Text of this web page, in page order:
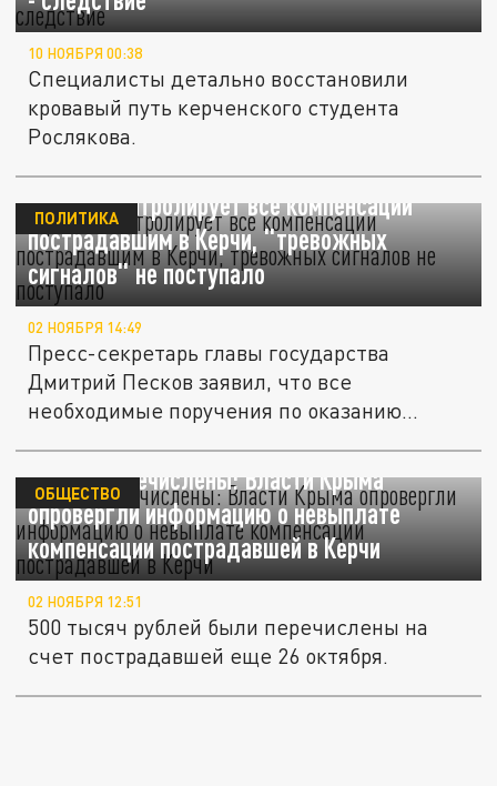
10 НОЯБРЯ 00:38
Специалисты детально восстановили
кровавый путь керченского студента
Рослякова.
Кремль контролирует все компенсации
пострадавшим в Керчи, "тревожных
сигналов" не поступало
ПОЛИТИКА
02 НОЯБРЯ 14:49
Пресс-секретарь главы государства
Дмитрий Песков заявил, что все
необходимые поручения по оказанию
Деньги перечислены: Власти Крыма
опровергли информацию о невыплате
компенсации пострадавшей в Керчи
ОБЩЕСТВО
02 НОЯБРЯ 12:51
500 тысяч рублей были перечислены на
счет пострадавшей еще 26 октября.